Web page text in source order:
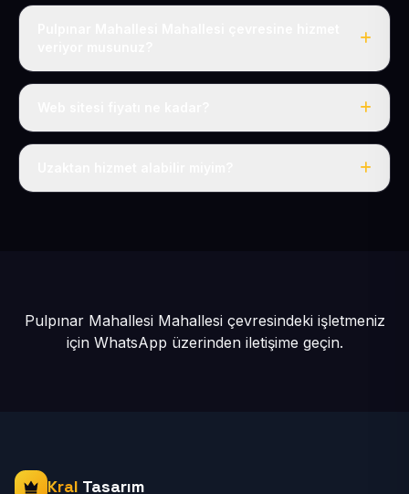
Evet, Pulpınar Mahallesi dahil tüm Pınarbaşı ve Pınarbaşı
Tek fiyat: yılda 50 USD + KDV, her şey dahil.
Pulpınar Mahallesi Mahallesi çevresindeki işletmeniz
için WhatsApp üzerinden iletişime geçin.
Kral Tasarım